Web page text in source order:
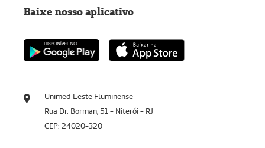
Unimed Leste Fluminense
Rua Dr. Borman, 51 - Niterói - RJ
CEP: 24020-320
Baixe nosso aplicativo